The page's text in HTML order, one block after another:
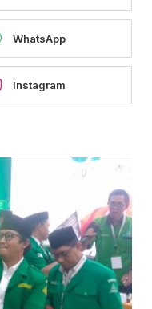
WhatsApp
Instagram